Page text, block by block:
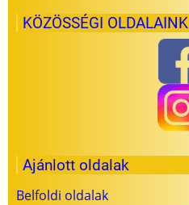
KÖZÖSSÉGI OLDALAINK
Ajánlott oldalak
Belfoldi oldalak